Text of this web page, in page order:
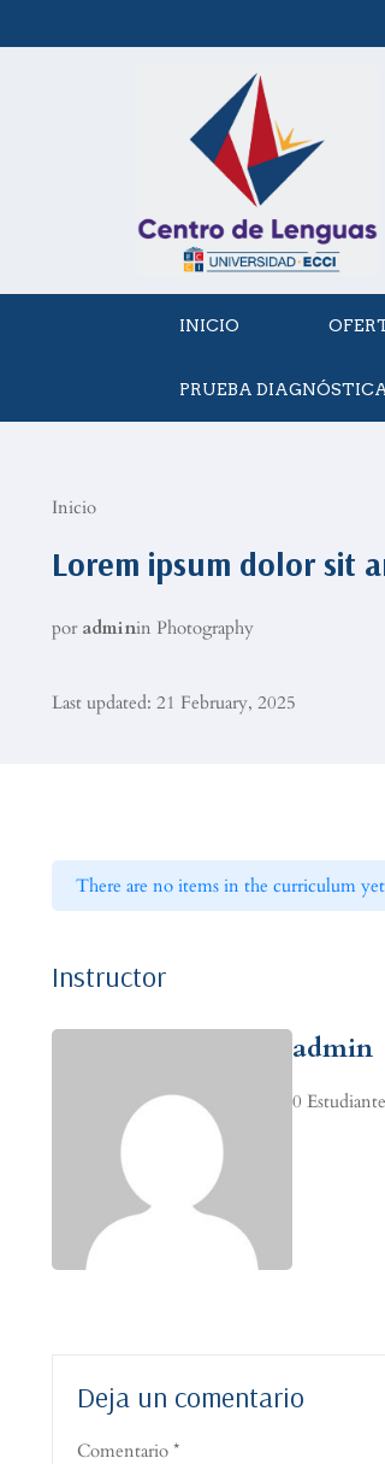
INICIO
PRUEBA
Inicio
Lorem ipsum dolor sit
por adminin Photography
Last updated: 21 February, 2025
There are no items in the curriculum
Instructor
admin
0 Estudiante
Deja un comentario
Comentario *